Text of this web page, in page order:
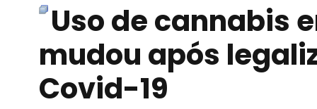
Uso de cannabis
mudou após
Covid-19